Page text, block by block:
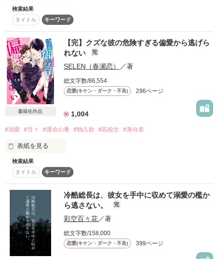
♡ランキング♡
初回ランキング入り  2024 3/31
恋愛(キケン･ダーク･不良)：21位
【最高順位】
総合：1位
恋愛：1位
恋愛(キケン･ダーク･不良)：1位
番外編も公開中です！
♱
⋆
♱
『拐いにきたよ、オジョーサマ』
孤独なお嬢様は、
作品を読む
「えぇと…どうして私を家に住まわせたんですか？
秀でたところがあるわけでもないのに、
カジノでも雇ってもらえましたし…」
「…気まぐれだ」
ワケあって、黒街を支配する國家のご子息、
帝さんの家に住み、帝さんのカジノで
はたらいている私。
でも、私自身は平々凡々な一般女子なのに…。
それを味わってみたい」
「俺に勝て」
「キスは、こうやってするものだ」
いつも気だるげな帝さんが、
私には特別な顔を見せてくる！？
朝陽 そら
(Sora Asahi)
×
「替え玉ってバラされたくなかったら、…わかるよな？」
クールで女嫌い
【青龍】総長　東郷 藍
(Ran Tougou)
×
「ぼくだって、これでも一応男なんだけど」
癒し系年下チワワ男子
(Kohaku Kitazono)
「…さて。お仕置きはなににしようか」
やさしい仮面を被った冷酷男
【白虎】総長　西洞院 雪夜
(Yukiya Nishitouin)
×
＊第6回ベリーズカフェ恋愛小説大賞にて優秀賞をいただきま
した＊
こちらは改稿＆番外編追加にて書籍が発売となります。
WEB版はあっさりめですが書籍版は甘めなシーン増量しており
ます。
ウエディングドレスをめぐるお気に入りの番外編が書けたので
ぜひお読みいただけるとうれしいです。茉白が絵が下手な理由
とか、Sな遙斗とのラブなシーンなどなど。
初めて書いた長編でしたので改稿前は拙い部分も多いですが…
こちらはこちらでお楽しみいただけますと幸いです。
ます）
＊＊＊
◆真嶋 茉白 28歳◆
雑貨メーカー・株式会社LOSKAの企画営業職で、社長の娘でも
誰よりもLOSKAが好きで、将来的には父の跡を継ぐつもりでい
絵が下手。
◆雪村 遙斗 34歳◆
アパレルやコスメなどの店舗を展開する大手企業・シャルドン
エトワールグループの専務で社長の息子。
検索結果
タイトル
キーワード
書籍化作品
【完】クズな彼の危険すぎる偏愛から逃げら
れない
完
SELEN（春瀬恋） ／著
総文字数/86,554
恋愛(キケン・ダーク・不良) 296ページ
1,004
#溺愛 #甘々 #運命の番 #独占欲 #高校生 #身分差
表紙を見る
┊　　┊　　┊
☆　　┊　　┊
┊　　☆
私、中町由瑠は普通の高校生
検索結果
タイトル
キーワード
冷酷総長は、彼女を手中に収めて溺愛の檻か
ら逃さない。
完
彩空百々花／著
総文字数/158,000
恋愛(キケン・ダーク・不良) 399ページ